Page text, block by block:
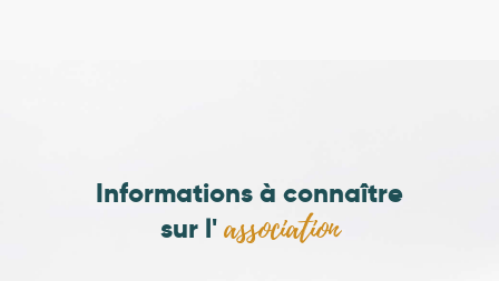
Informations à connaître
sur l'association